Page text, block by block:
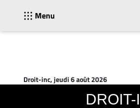
Menu
Droit-inc, jeudi 6 août 2026
DROIT-
En